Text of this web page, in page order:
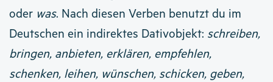
oder was. Nach diesen Verben benutzt du im
Deutschen ein indirektes Dativobjekt: schreiben,
bringen, anbieten, erklären, empfehlen,
schenken, leihen, wünschen, schicken, geben,